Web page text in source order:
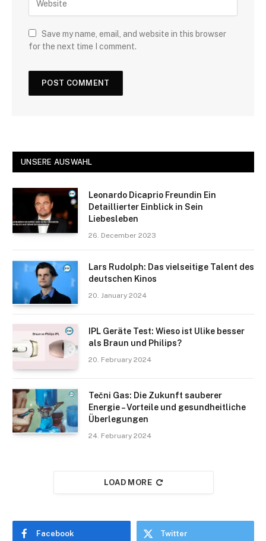
Save my name, email, and website in this browser
for the next time I comment.
UNSERE AUSWAHL
Leonardo Dicaprio Freundin Ein
Detaillierter Einblick in Sein
Liebesleben
26. December 2023
Lars Rudolph: Das vielseitige Talent des
deutschen Kinos
20. January 2024
IPL Geräte Test: Wieso ist Ulike besser
als Braun und Philips?
20. February 2024
Tečni Gas: Die Zukunft sauberer
Energie – Vorteile und gesundheitliche
Überlegungen
24. February 2024
LOAD MORE
Facebook Twitter